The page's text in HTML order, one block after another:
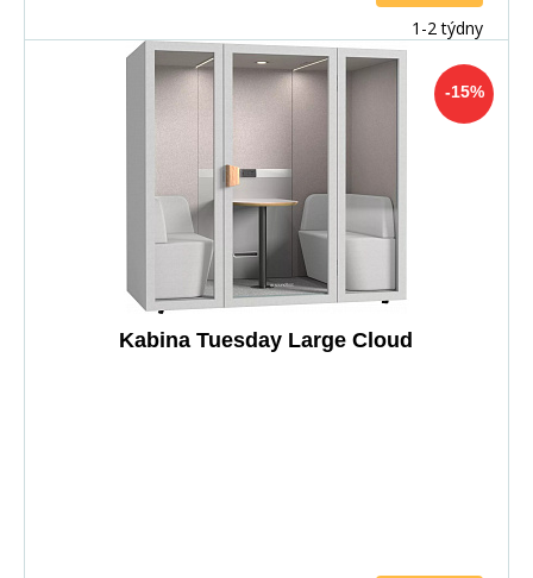
1-2 týdny
-15%
Kabina Tuesday Large Cloud